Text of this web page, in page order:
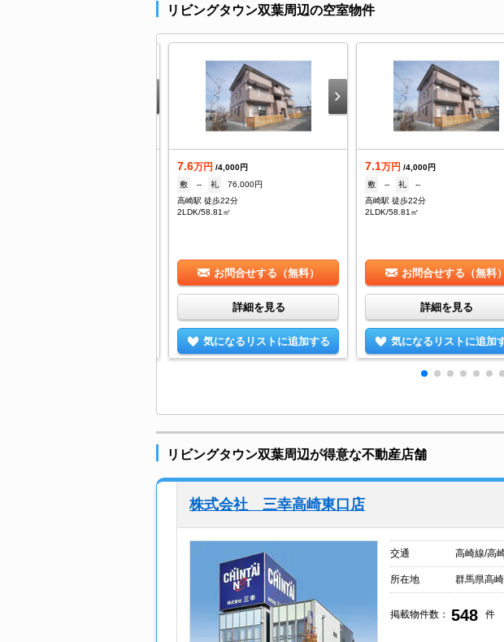
リビングタウン双葉周辺の空室物件
7.6万円 /4,000円
敷
-- 礼
76,000円
高崎駅 徒歩22分
2LDK/58.81㎡
お問合せする（無料）
詳細を見る
気になるリストに追加する
7.1万円 /4,000円
敷
-- 礼
--
高崎駅 徒歩22分
2LDK/58.81㎡
お問合せする（無料）
詳細を見る
気になるリストに追加
リビングタウン双葉周辺が得意な不動産店舗
株式会社 三幸高崎東口店
交通 高崎線/高
所在地 群馬県高
掲載物件数： 548 件